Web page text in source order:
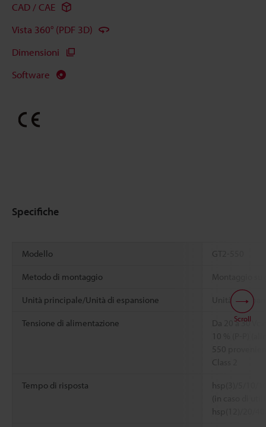
CAD / CAE
Vista 360° (PDF 3D)
Dimensioni
Software
Specifiche
Modello GT2-550
Metodo di montaggio Montaggio su
Unità principale/Unità di espansione Unità di
Tensione di alimentazione
Da 20 a 30
550
Class 2
Tempo di risposta
hsp(3)/5/10/
(in caso di
hsp(12)/20/
Scroll